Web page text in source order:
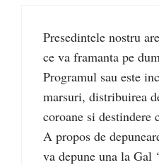
Presedintele nostru
ce va framanta pe
Programul sau este
marsuri, distribuirea
coroane si destindere
A propos de
va depune una la Gal